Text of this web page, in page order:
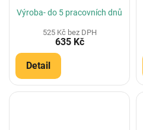
(Konfigurátor)
Výroba- do 5 pracovních dnů
525 Kč bez DPH
635 Kč
Detail